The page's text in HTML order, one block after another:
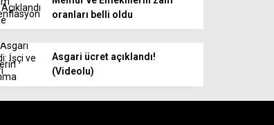
oranları belli oldu
Asgari ücret açıklandı!
(Videolu)